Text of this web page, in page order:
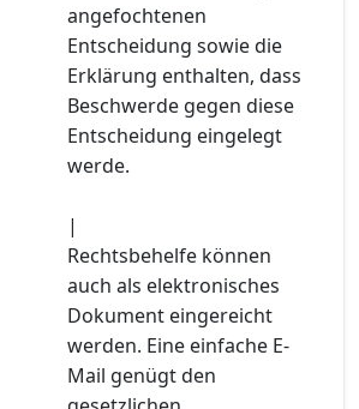
angefochtenen
Entscheidung sowie die
Erklärung enthalten, dass
Beschwerde gegen diese
Entscheidung eingelegt
werde.
|
Rechtsbehelfe können
auch als elektronisches
Dokument eingereicht
werden. Eine einfache E-
Mail genügt den